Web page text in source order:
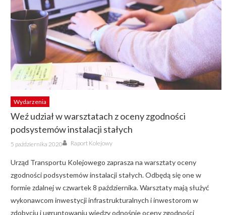
Wydarzenia
Weź udział w warsztatach z oceny zgodności
podsystemów instalacji stałych
Posted
on
5 października 2020 Author
Raport Kolejowy
Urząd Transportu Kolejowego zaprasza na warsztaty oceny
zgodności podsystemów instalacji stałych. Odbędą się one w
formie zdalnej w czwartek 8 października. Warsztaty mają służyć
wykonawcom inwestycji infrastrukturalnych i inwestorom w
zdobyciu i ugruntowaniu wiedzy odnośnie oceny zgodności